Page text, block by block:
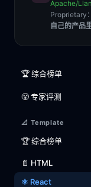
Apache/
Proprietary
自己的产品
🏆 综合榜单
😤 专家评测
📐 Template
🏆 综合榜单
📄 HTML
⚛️ React